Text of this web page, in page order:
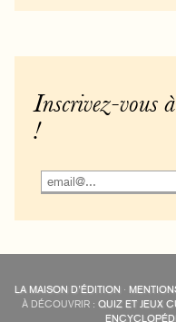
Inscrivez-vous
!
LA MAISON D’ÉDITION ·
À DÉCOUVRIR : QUIZ ET JEUX